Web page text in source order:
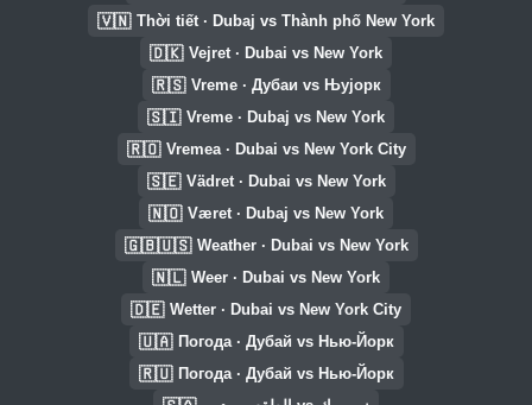
🇻🇳 Thời tiết · Dubaj vs Thành phố New York
🇩🇰 Vejret · Dubai vs New York
🇷🇸 Vreme · Дубаи vs Њујорк
🇸🇮 Vreme · Dubaj vs New York
🇷🇴 Vremea · Dubai vs New York City
🇸🇪 Vädret · Dubai vs New York
🇳🇴 Været · Dubaj vs New York
🇬🇧🇺🇸 Weather · Dubai vs New York
🇳🇱 Weer · Dubai vs New York
🇩🇪 Wetter · Dubai vs New York City
🇺🇦 Погода · Дубай vs Нью-Йорк
🇷🇺 Погода · Дубай vs Нью-Йорк